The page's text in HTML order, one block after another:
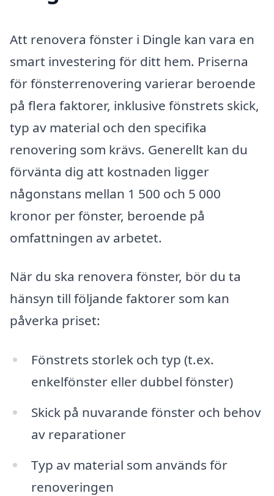
Att renovera fönster i Dingle kan vara en
smart investering för ditt hem. Priserna
för fönsterrenovering varierar beroende
på flera faktorer, inklusive fönstrets skick,
typ av material och den specifika
renovering som krävs. Generellt kan du
förvänta dig att kostnaden ligger
någonstans mellan 1 500 och 5 000
kronor per fönster, beroende på
omfattningen av arbetet.
När du ska renovera fönster, bör du ta
hänsyn till följande faktorer som kan
påverka priset:
Fönstrets storlek och typ (t.ex.
enkelfönster eller dubbel fönster)
Skick på nuvarande fönster och behov
av reparationer
Typ av material som används för
renoveringen